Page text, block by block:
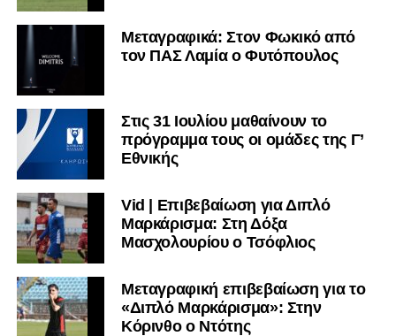
Μεταγραφικά: Στον Φωκικό από
τον ΠΑΣ Λαμία ο Φυτόπουλος
Στις 31 Ιουλίου μαθαίνουν το
πρόγραμμα τους οι ομάδες της Γ’
Εθνικής
Vid | Επιβεβαίωση για Διπλό
Μαρκάρισμα: Στη Δόξα
Μασχολουρίου ο Τσόφλιος
Μεταγραφική επιβεβαίωση για το
«Διπλό Μαρκάρισμα»: Στην
Κόρινθο ο Ντότης